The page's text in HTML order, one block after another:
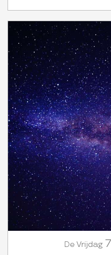
De Vrijdag 7